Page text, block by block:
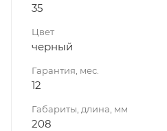
35
Цвет
черный
Гарантия, мес.
12
Габариты, длина, мм
208